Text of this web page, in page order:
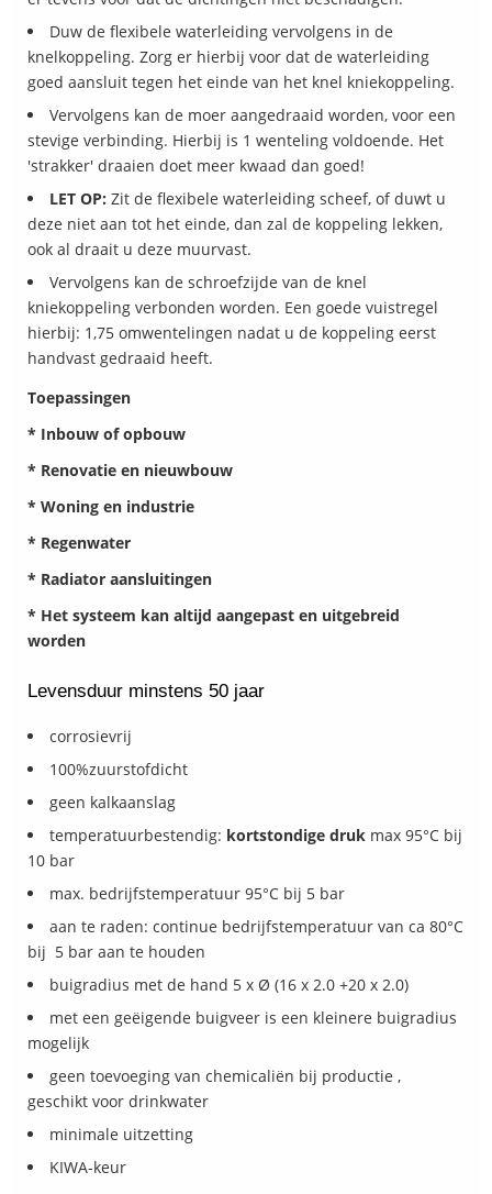
Duw de flexibele waterleiding vervolgens in de
knelkoppeling. Zorg er hierbij voor dat de waterleiding
goed aansluit tegen het einde van het knel kniekoppeling.
Vervolgens kan de moer aangedraaid worden, voor een
stevige verbinding. Hierbij is 1 wenteling voldoende. Het
'strakker' draaien doet meer kwaad dan goed!
LET OP: Zit de flexibele waterleiding scheef, of duwt u
deze niet aan tot het einde, dan zal de koppeling lekken,
ook al draait u deze muurvast.
Vervolgens kan de schroefzijde van de knel
kniekoppeling verbonden worden. Een goede vuistregel
hierbij: 1,75 omwentelingen nadat u de koppeling eerst
handvast gedraaid heeft.
Toepassingen
* Inbouw of opbouw
* Renovatie en nieuwbouw
* Woning en industrie
* Regenwater
* Radiator aansluitingen
* Het systeem kan altijd aangepast en uitgebreid
worden
Levensduur minstens 50 jaar
corrosievrij
100%zuurstofdicht
geen kalkaanslag
temperatuurbestendig: kortstondige druk max 95°C bij
10 bar
max. bedrijfstemperatuur 95°C bij 5 bar
aan te raden: continue bedrijfstemperatuur van ca 80°C
bij 5 bar aan te houden
buigradius met de hand 5 x Ø (16 x 2.0 +20 x 2.0)
met een geëigende buigveer is een kleinere buigradius
mogelijk
geen toevoeging van chemicaliën bij productie ,
geschikt voor drinkwater
minimale uitzetting
KIWA-keur